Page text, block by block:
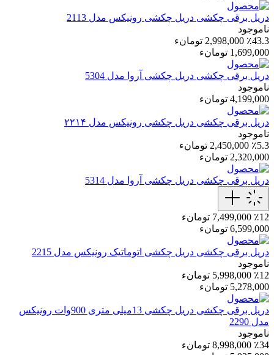
دریل برقی چکشی دریل چکشی رونیکس مدل 2113
ناموجود
٪43.3 2,998,000 تومانء
1,699,000 تومانء
دریل برقی چکشی دریل چکشی آروا مدل 5304
ناموجود
4,199,000 تومانء
دریل برقی چکشی دریل چکشی رونیکس مدل ۲۲۱۴
ناموجود
٪5.3 2,450,000 تومانء
2,320,000 تومانء
دریل برقی چکشی دریل چکشی آروا مدل 5314
٪12 7,499,000 تومانء
6,599,000 تومانء
دریل برقی چکشی دریل چکشی اتوماتیک رونیکس مدل 2215
ناموجود
٪12 5,998,000 تومانء
5,278,000 تومانء
دریل برقی چکشی
دریل چکشی 13میلی متری 900وات رونیکس
مدل 2290
ناموجود
٪34 8,998,000 تومانء